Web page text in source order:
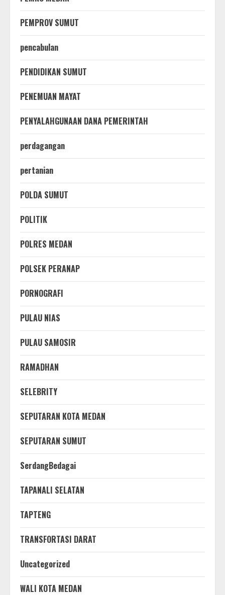
PEMPROV SUMUT
pencabulan
PENDIDIKAN SUMUT
PENEMUAN MAYAT
PENYALAHGUNAAN DANA PEMERINTAH
perdagangan
pertanian
POLDA SUMUT
POLITIK
POLRES MEDAN
POLSEK PERANAP
PORNOGRAFI
PULAU NIAS
PULAU SAMOSIR
RAMADHAN
SELEBRITY
SEPUTARAN KOTA MEDAN
SEPUTARAN SUMUT
SerdangBedagai
TAPANALI SELATAN
TAPTENG
TRANSFORTASI DARAT
Uncategorized
WALI KOTA MEDAN